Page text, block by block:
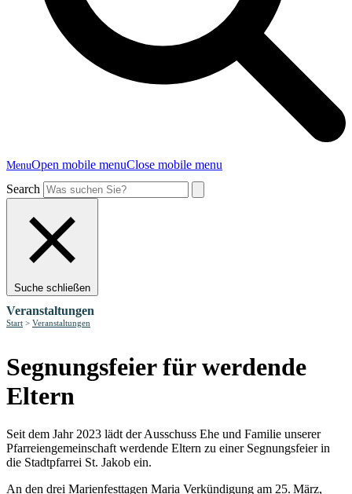
MenuOpen mobile menuClose mobile menu
Search
Suche schließen
Veranstaltungen
Start > Veranstaltungen
Segnungsfeier für werdende
Eltern
Seit dem Jahr 2023 lädt der Ausschuss Ehe und Familie unserer
Pfarreiengemeinschaft werdende Eltern zu einer Segnungsfeier in
die Stadtpfarrei St. Jakob ein.
An den drei Marienfesttagen Maria Verkündigung am 25. März,